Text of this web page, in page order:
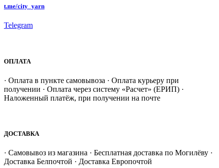
t.me/city_yarn
Telegram
ОПЛАТА
· Оплата в пункте самовывоза · Оплата курьеру при
получении · Оплата через систему «Расчет» (ЕРИП) ·
Наложенный платёж, при получении на почте
ДОСТАВКА
· Самовывоз из магазина · Бесплатная доставка по Могилёву ·
Доставка Белпочтой · Доставка Европочтой